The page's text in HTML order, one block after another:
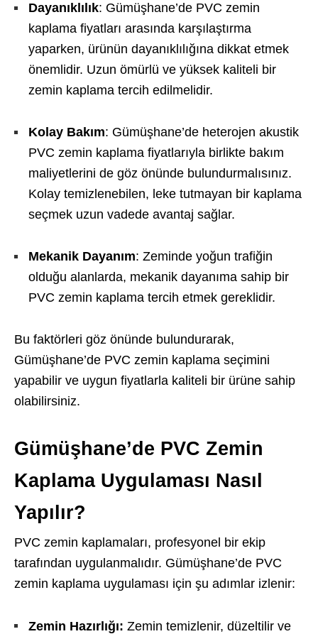
Dayanıklılık: Gümüşhane’de PVC zemin
kaplama fiyatları arasında karşılaştırma
yaparken, ürünün dayanıklılığına dikkat etmek
önemlidir. Uzun ömürlü ve yüksek kaliteli bir
zemin kaplama tercih edilmelidir.
Kolay Bakım: Gümüşhane’de heterojen akustik
PVC zemin kaplama fiyatlarıyla birlikte bakım
maliyetlerini de göz önünde bulundurmalısınız.
Kolay temizlenebilen, leke tutmayan bir kaplama
seçmek uzun vadede avantaj sağlar.
Mekanik Dayanım: Zeminde yoğun trafiğin
olduğu alanlarda, mekanik dayanıma sahip bir
PVC zemin kaplama tercih etmek gereklidir.
Bu faktörleri göz önünde bulundurarak,
Gümüşhane’de PVC zemin kaplama seçimini
yapabilir ve uygun fiyatlarla kaliteli bir ürüne sahip
olabilirsiniz.
Gümüşhane’de PVC Zemin
Kaplama Uygulaması Nasıl
Yapılır?
PVC zemin kaplamaları, profesyonel bir ekip
tarafından uygulanmalıdır. Gümüşhane’de PVC
zemin kaplama uygulaması için şu adımlar izlenir:
Zemin Hazırlığı: Zemin temizlenir, düzeltilir ve